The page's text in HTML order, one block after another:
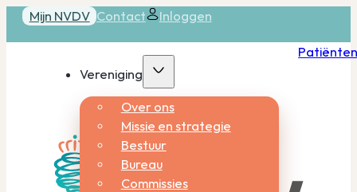
Mijn NVDV Contact Inloggen
Vereniging
Over ons
Missie en strategie
Bestuur
Bureau
Commissies